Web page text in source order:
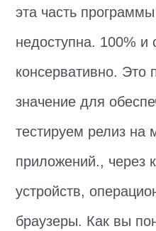
эта часть
недоступна. 100% и
консервативно. Это
значение для
тестируем релиз на
приложений., через
устройств,
браузеры. Как вы